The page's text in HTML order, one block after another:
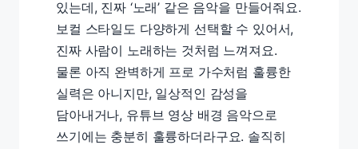
있는데, 진짜 ‘노래’ 같은 음악을 만들어줘요.
보컬 스타일도 다양하게 선택할 수 있어서,
진짜 사람이 노래하는 것처럼 느껴져요.
물론 아직 완벽하게 프로 가수처럼 훌륭한
실력은 아니지만, 일상적인 감성을
담아내거나, 유튜브 영상 배경 음악으로
쓰기에는 충분히 훌륭하더라구요. 솔직히